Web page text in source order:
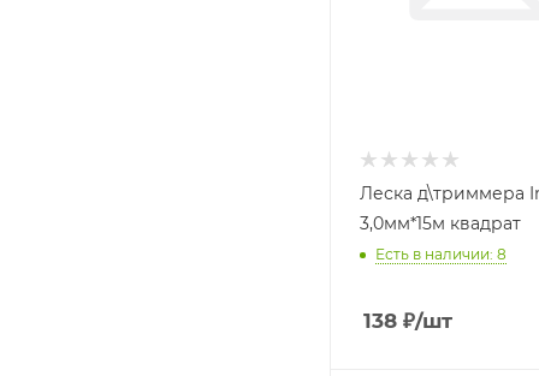
Леска д\триммера
3,0мм*15м квадрат
Есть в наличии: 8
138 ₽/шт